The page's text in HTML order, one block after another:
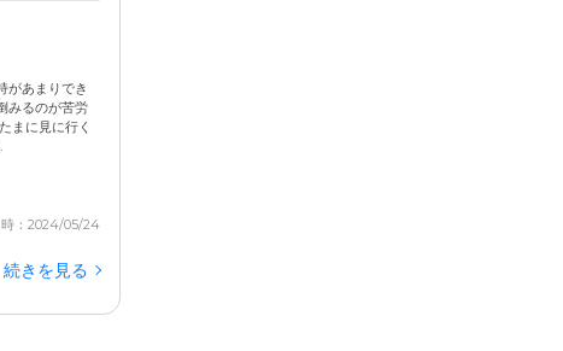
があまりでき
みるのが苦労
まに見に行く
：2024/05/24
続きを見る